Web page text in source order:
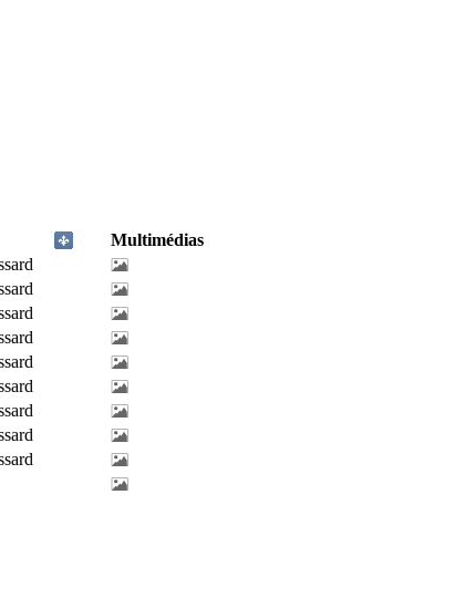
Multimédias